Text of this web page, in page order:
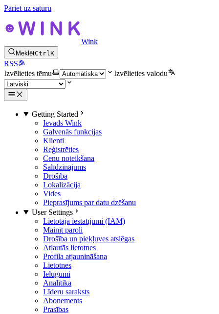
Pāriet uz saturu
Wink
MeklētCtrlK
RSS
Izvēlieties tēmu
Izvēlieties valodu
Getting Started
Ievads Wink
Galvenās funkcijas
Klienti
Reģistrēties
Cenu noteikšana
Salīdzinājums
Drošība
Lokalizācija
Vides
Pieprasījums par datu dzēšanu
User Settings
Lietotāja iestatījumi (IAM)
Mainīt paroli
Drošība un piekļuves atslēgas
Atļautās lietotnes
Profila atjaunināšana
Lietotnes
Ielūgumi
Analītika
Līderu saraksts
Abonements
Prasības